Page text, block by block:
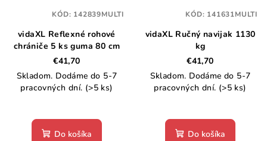
vidaXL Reflexné rohové
chrániče 5 ks guma 80 cm
€41,70
Skladom. Dodáme do 5-7
pracovných dní. (>5 ks)
Do košíka
KÓD: 142839MULTI
vidaXL Ručný navijak 1130
kg
€41,70
Skladom. Dodáme do 5-7
pracovných dní. (>5 ks)
Do košíka
KÓD: 141631MULTI